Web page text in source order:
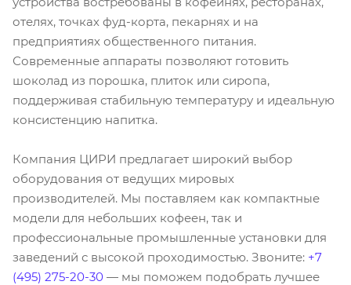
отелях, точках фуд-корта, пекарнях и на
предприятиях общественного питания.
Современные аппараты позволяют готовить
шоколад из порошка, плиток или сиропа,
поддерживая стабильную температуру и идеальную
консистенцию напитка.
Компания ЦИРИ предлагает широкий выбор
оборудования от ведущих мировых
производителей. Мы поставляем как компактные
модели для небольших кофеен, так и
профессиональные промышленные установки для
заведений с высокой проходимостью. Звоните: +7
(495) 275-20-30 — мы поможем подобрать лучшее